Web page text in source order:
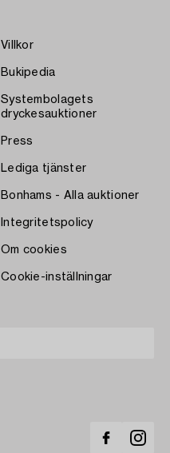
Villkor
Bukipedia
Systembolagets
dryckesauktioner
Press
Lediga tjänster
Bonhams - Alla auktioner
Integritetspolicy
Om cookies
Cookie-inställningar